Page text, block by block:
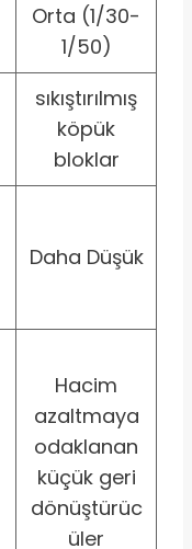
Orta (1/30-
1/50)
sıkıştırılmış
köpük
bloklar
Daha Düşük
Hacim
azaltmaya
odaklanan
küçük geri
dönüştürüc
üler